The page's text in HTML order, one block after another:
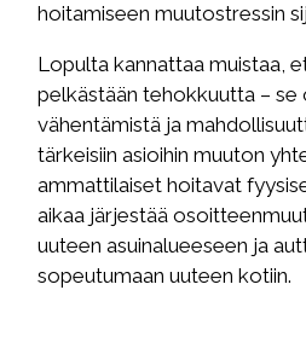
hoitamiseen muutostressin
Lopulta kannattaa muistaa,
pelkästään tehokkuutta – se
vähentämistä ja
tärkeisiin asioihin muuton
ammattilaiset hoitavat
aikaa järjestää
uuteen asuinalueeseen ja
sopeutumaan uuteen kotiin.